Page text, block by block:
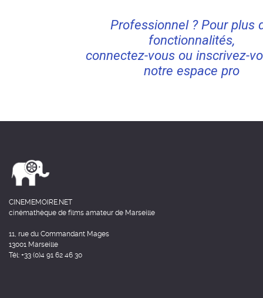
Professionnel ? Pour plus
fonctionnalités,
connectez-vous ou inscrivez-
notre espace pro
CINEMEMOIRE.NET
cinémathèque de films amateur de Marseille
11, rue du Commandant Mages
13001 Marseille
Tél: +33 (0)4 91 62 46 30